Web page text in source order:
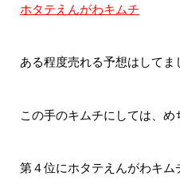
ホタテえんがわキムチ
ある程度売れる予想はしてま
この手のキムチにしては、め
第４位にホタテえんがわキム